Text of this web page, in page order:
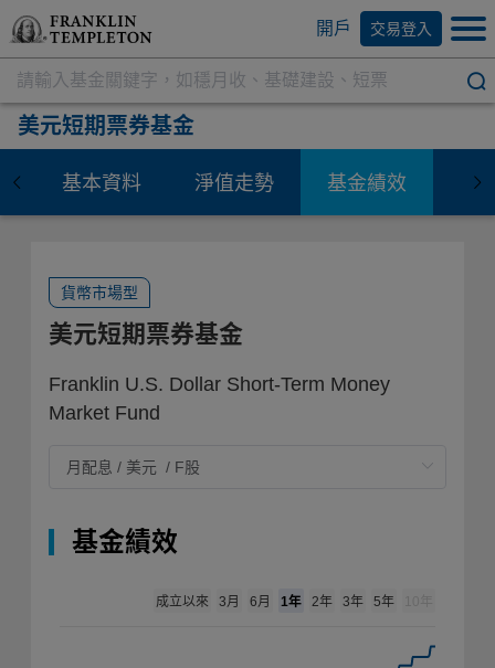
開戶 交易登入
美元短期票券基金
基本資料 淨值走勢 基金績效 資
貨幣市場型
美元短期票券基金
Franklin U.S. Dollar Short-Term Money
Market Fund
基金績效
成立以來 3月 6月 1年 2年 3年 5年